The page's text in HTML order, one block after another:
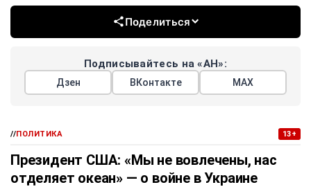
Поделиться
Подписывайтесь на «АН»:
Дзен ВКонтакте МАХ
//ПОЛИТИКА 13+
Президент США: «Мы не вовлечены, нас
отделяет океан» — о войне в Украине